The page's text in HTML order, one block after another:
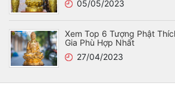
05/05/2023
Xem Top 6 Tượng Phật
Gia Phù Hợp Nhất
27/04/2023